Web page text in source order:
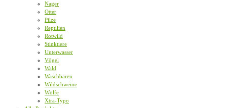
Nager
Otter
Pilze
Reptilien
Rotwild
Stinktiere
Unterwasser
Vögel
Wald
Waschbären
Wildschweine
Wölfe
Xtra-Typo